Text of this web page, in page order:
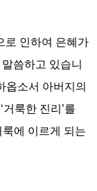
로 인하여 은혜가
말씀하고 있습니
옵소서 아버지의
거룩한 진리 ’를
에 이르게 되는